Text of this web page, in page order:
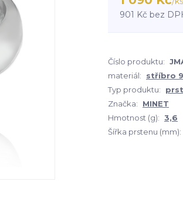
901 Kč bez
Číslo produktu:
materiál:
stříbro
Typ produktu:
Značka:
MINET
Hmotnost (g): 3,6
Šířka prstenu (mm):